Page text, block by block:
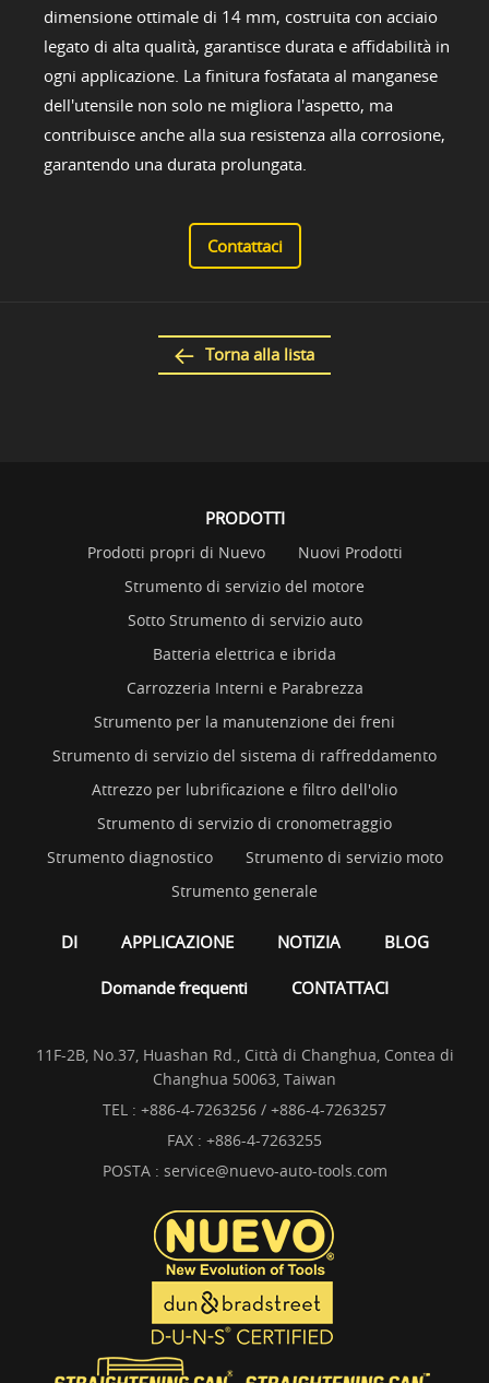
dimensione ottimale di 14 mm, costruita con acciaio
legato di alta qualità, garantisce durata e affidabilità in
ogni applicazione. La finitura fosfatata al manganese
dell'utensile non solo ne migliora l'aspetto, ma
contribuisce anche alla sua resistenza alla corrosione,
garantendo una durata prolungata.
Contattaci
Torna alla lista
PRODOTTI
Prodotti propri di Nuevo
Nuovi Prodotti
Strumento di servizio del motore
Sotto Strumento di servizio auto
Batteria elettrica e ibrida
Carrozzeria Interni e Parabrezza
Strumento per la manutenzione dei freni
Strumento di servizio del sistema di raffreddamento
Attrezzo per lubrificazione e filtro dell'olio
Strumento di servizio di cronometraggio
Strumento diagnostico
Strumento di servizio moto
Strumento generale
DI APPLICAZIONE NOTIZIA BLOG
Domande frequenti CONTATTACI
11F-2B, No.37, Huashan Rd., Città di Changhua, Contea di
Changhua 50063, Taiwan
TEL : +886-4-7263256 / +886-4-7263257
FAX : +886-4-7263255
POSTA : service@nuevo-auto-tools.com